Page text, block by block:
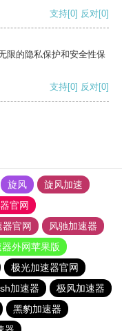
支持[0] 反对[0]
限的隐私保护和安全性保
支持[0] 反对[0]
旋风
旋风加速
官网
官网
风驰加速器
外网苹果版
极光加速器官网
加速器
极风加速器
黑豹加速器